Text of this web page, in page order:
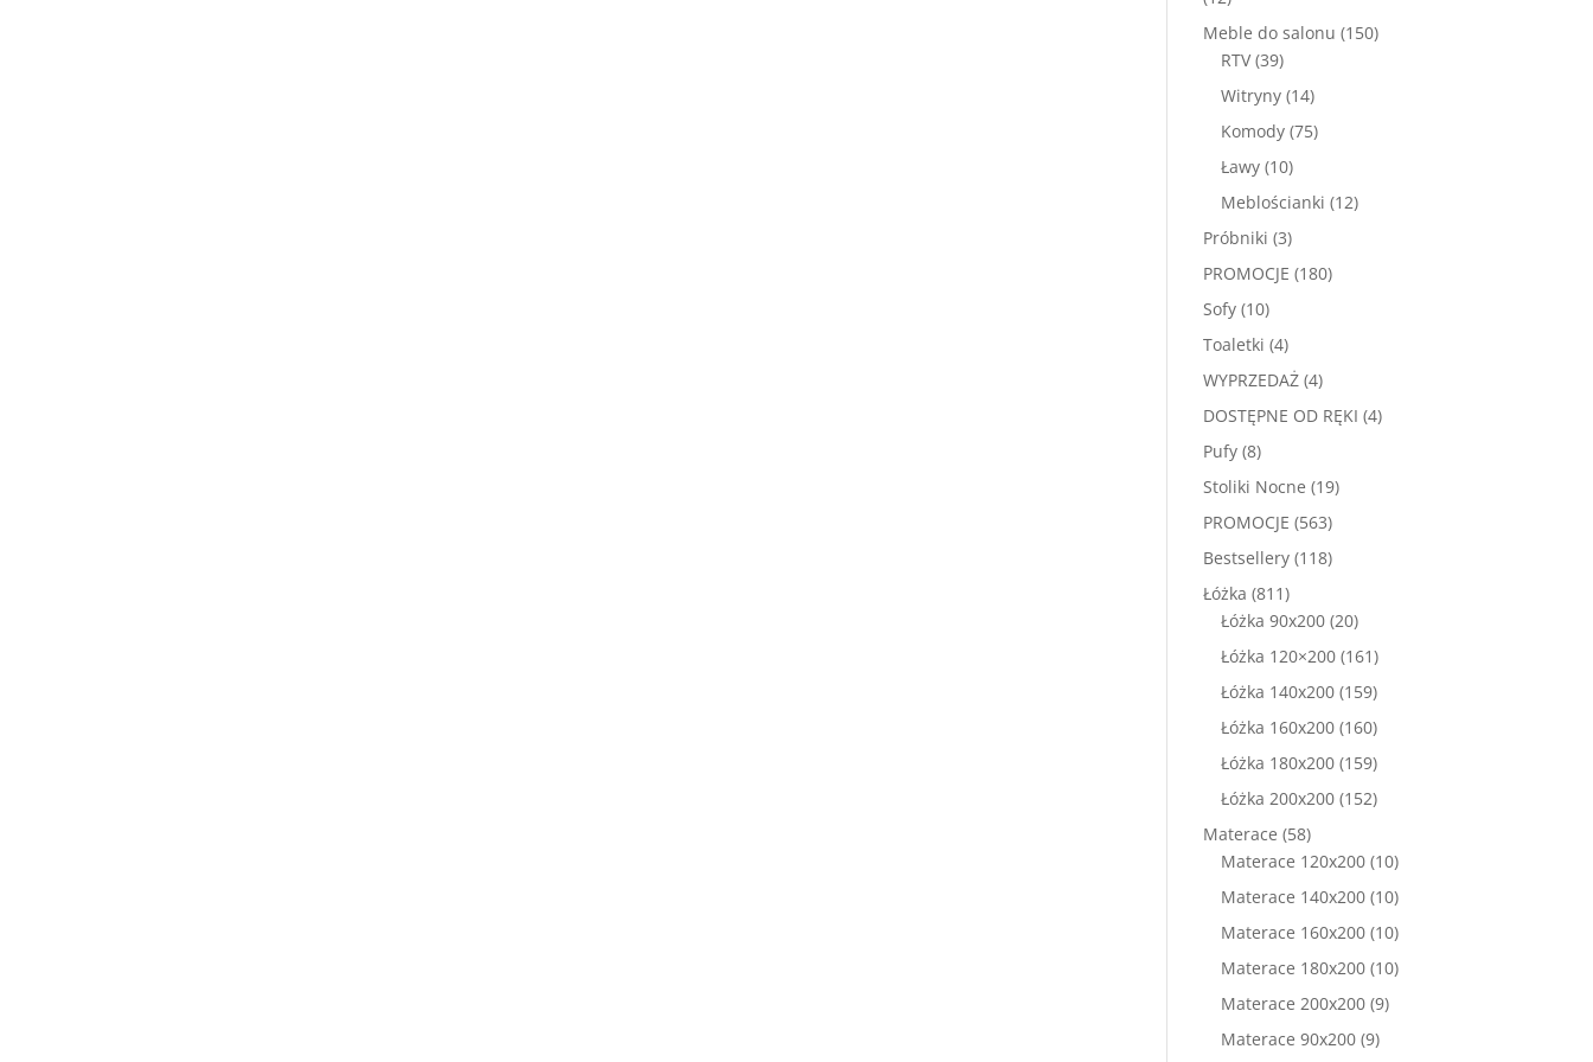
produktów
Meble do salonu 150150
RTV 3939
produktów
Witryny 1414
produktów
Komody 7575
Ławy 1010
produktów
Meblościanki 1212
Próbniki 33
produkty
PROMOCJE 180180
Sofy 1010
produktów
Toaletki 44
produkty
WYPRZEDAŻ 44
produkty
DOSTĘPNE OD RĘKI 44
Pufy 88
produktów
Stoliki Nocne 1919
PROMOCJE 563563
produkty
Bestsellery 118118
Łóżka 811811
produktów
Łóżka 90x200 2020
produktów
Łóżka 120×200 161161
produktów
Łóżka 140x200 159159
produktów
Łóżka 160x200 160160
produktów
Łóżka 180x200 159159
produktów
Łóżka 200x200 152152
Materace 5858
produktów
Materace 120x200 1010
produktów
Materace 140x200 1010
produktów
Materace 160x200 1010
produktów
Materace 180x200 1010
Materace 200x200 99
Materace 90x200 99